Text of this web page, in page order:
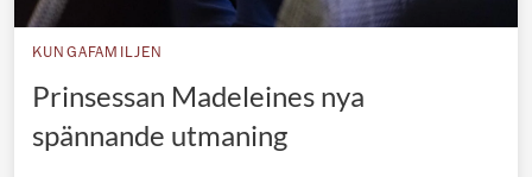
Marockanska kungahuset
KUNGAFAMILJEN
Prinsessan Madeleines nya
spännande utmaning